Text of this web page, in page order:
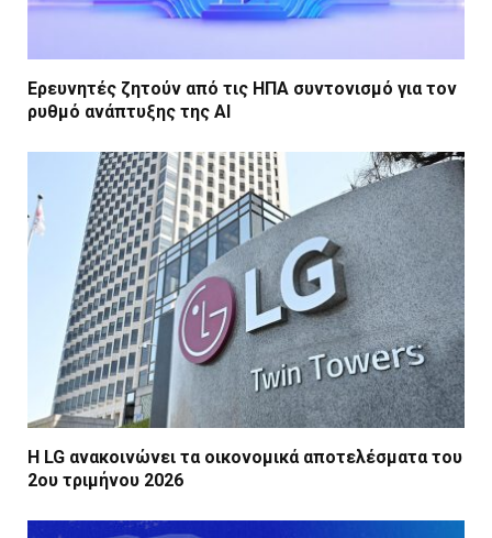
Ερευνητές ζητούν από τις ΗΠΑ συντονισμό για τον
ρυθμό ανάπτυξης της AI
Η LG ανακοινώνει τα οικονομικά αποτελέσματα του
2ου τριμήνου 2026